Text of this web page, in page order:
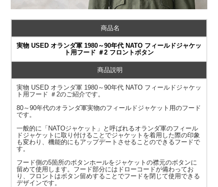
商品名
実物 USED オランダ軍 1980～90年代 NATO フィールドジャケッ
ト用フード ＃2 フロントボタン
商品説明
実物 USED オランダ軍 1980～90年代 NATO フィールドジャケッ
ト用フード ＃2のご紹介です。
80～90年代のオランダ軍実物のフィールドジャケット用のフード
です。
一般的に「NATOジャケット」と呼ばれるオランダ軍のフィール
ドジャケットに取り付けることでジャケットを着用した際の印象
も変わり、機能的にもアップデートさせることのできるフードで
す。
フード側の5箇所のボタンホールをジャケットの襟元のボタンに
留めて使用します。フード部分にはドローコードが備わってお
り、フロントはボタン留めすることでフードを閉じて使用できる
デザインです。